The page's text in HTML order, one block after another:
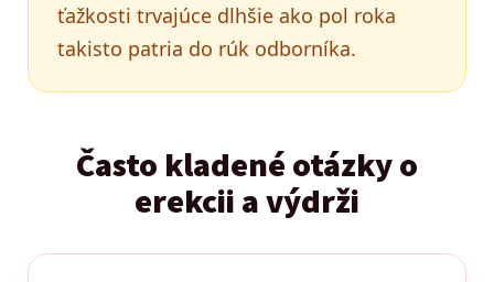
ťažkosti trvajúce dlhšie ako pol roka
takisto patria do rúk odborníka.
Často kladené otázky o
erekcii a výdrži